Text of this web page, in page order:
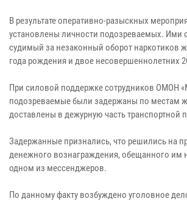
В результате оперативно-разыскных
установлены личности подозреваемых. Ими
судимый за незаконный оборот наркотиков
года рождения и двое несовершеннолетних
При силовой поддержке сотрудников ОМОН
подозреваемые были задержаны по местам
доставлены в дежурную часть транспортной
Задержанные признались, что решились на
денежного вознаграждения, обещанного им
одном из мессенджеров.
По данному факту возбуждено уголовное